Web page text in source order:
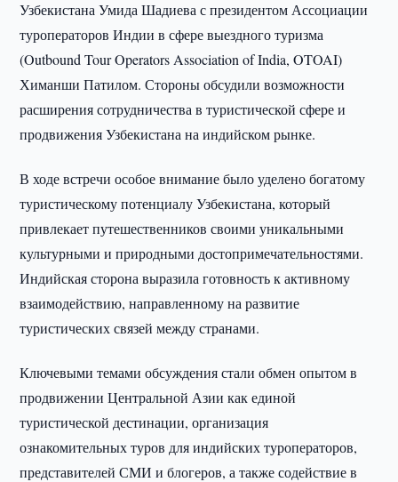
Узбекистана Умида Шадиева с президентом Ассоциации
туроператоров Индии в сфере выездного туризма
(Outbound Tour Operators Association of India, OTOAI)
Химанши Патилом. Стороны обсудили возможности
расширения сотрудничества в туристической сфере и
продвижения Узбекистана на индийском рынке.
В ходе встречи особое внимание было уделено богатому
туристическому потенциалу Узбекистана, который
привлекает путешественников своими уникальными
культурными и природными достопримечательностями.
Индийская сторона выразила готовность к активному
взаимодействию, направленному на развитие
туристических связей между странами.
Ключевыми темами обсуждения стали обмен опытом в
продвижении Центральной Азии как единой
туристической дестинации, организация
ознакомительных туров для индийских туроператоров,
представителей СМИ и блогеров, а также содействие в